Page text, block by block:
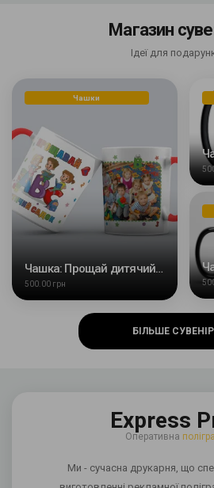
Магазин
Ідеї для
Чашки
Чашка: Прощай дитячий садок
500.00 грн
БІЛЬШЕ
Express
Оперативна
Ми - сучасна друкарня, що